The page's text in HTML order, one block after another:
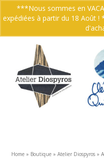
Votre panier
Home » Boutique » Atelier Diospyros »
***Nous sommes en
expédiées à partir du 18 Août